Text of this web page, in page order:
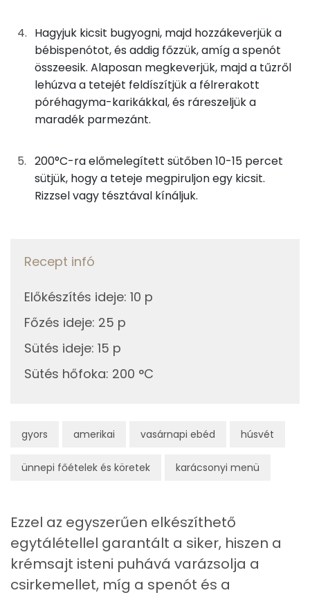
gyors amerikai vasárnapi ebéd húsvét
ünnepi főételek és köretek karácsonyi menü
13gparmezán sajt
49 kcal
25gspenót 4 kcal
Összesen
Kolin:
Niacin - B3 vitamin:
C vitamin:
β-karotin
Telített zsírsav
Egyszeresen telítetlen zsírsav:
Koleszterin
73 mg
Cink
1 mg
Szelén
Hagyjuk kicsit bugyogni, majd hozzákeverjük a
bébispenótot, és addig főzzük, amíg a spenót
összeesik. Alaposan megkeverjük, majd a tűzről
lehúzva a tetejét feldíszítjük a félrerakott
póréhagyma-karikákkal, és ráreszeljük a
maradék parmezánt.
200°C-ra előmelegített sütőben 10-15 percet
sütjük, hogy a teteje megpiruljon egy kicsit.
Rizzsel vagy tésztával kínáljuk.
Recept infó
Előkészítés ideje: 10 p
Főzés ideje: 25 p
Sütés ideje: 15 p
Sütés hőfoka: 200 °C
Ezzel az egyszerűen elkészíthető
egytálétellel garantált a siker, hiszen a
krémsajt isteni puhává varázsolja a
csirkemellet, míg a spenót és a